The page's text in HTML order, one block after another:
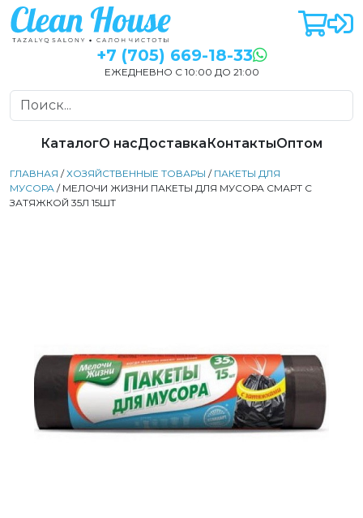
+7 (705) 669-18-33
ЕЖЕДНЕВНО С 10:00 ДО 21:00
КаталогО насДоставкаКонтактыОптом
ГЛАВНАЯ /ХОЗЯЙСТВЕННЫЕ ТОВАРЫ / ПАКЕТЫ ДЛЯ
МУСОРА / МЕЛОЧИ ЖИЗНИ ПАКЕТЫ ДЛЯ МУСОРА СМАРТ С
ЗАТЯЖКОЙ 35Л 15ШТ